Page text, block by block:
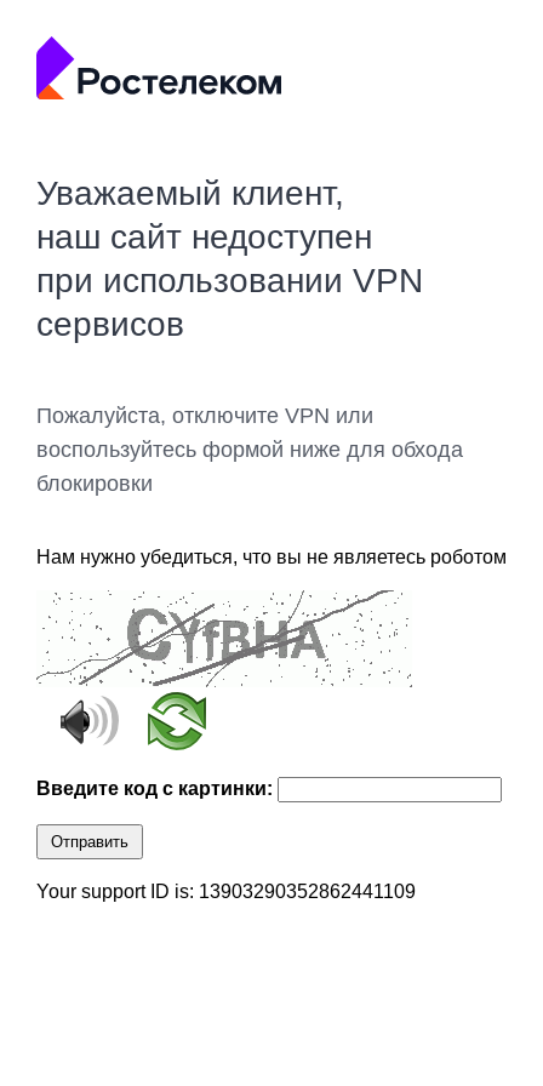
Уважаемый клиент,
наш сайт недоступен
при использовании VPN
сервисов
Пожалуйста, отключите VPN или
воспользуйтесь формой ниже для обхода
блокировки
Нам нужно убедиться, что вы не являетесь роботом
Введите код с картинки:
Отправить
Your support ID is: 13903290352862441109